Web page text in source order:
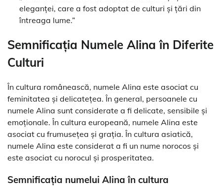
eleganței, care a fost adoptat de culturi și țări din
întreaga lume.”
Semnificația Numele Alina în Diferite
Culturi
În cultura românească, numele Alina este asociat cu
feminitatea și delicatețea. În general, persoanele cu
numele Alina sunt considerate a fi delicate, sensibile și
emoționale. În cultura europeană, numele Alina este
asociat cu frumusețea și grația. În cultura asiatică,
numele Alina este considerat a fi un nume norocos și
este asociat cu norocul și prosperitatea.
Semnificația numelui Alina în cultura